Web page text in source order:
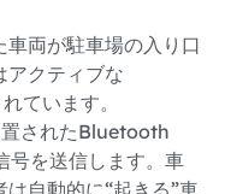
車両が駐車場の入り口
アクティブな
ています。
置されたBluetooth
号を送信します。車
自動的に“起きる”車